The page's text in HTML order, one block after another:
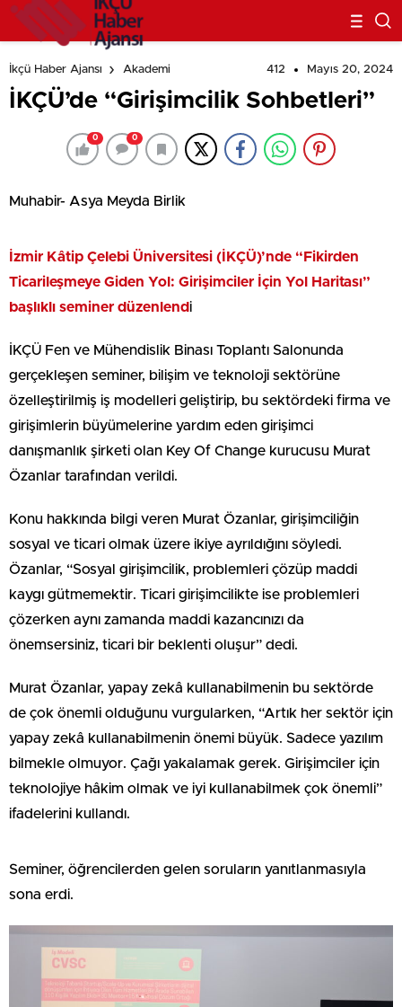
İkçü Haber Ajansı Akademi 412 Mayıs 20, 2024
İKÇÜ’de “Girişimcilik Sohbetleri”
0 0
Muhabir- Asya Meyda Birlik
İzmir Kâtip Çelebi Üniversitesi (İKÇÜ)’nde “Fikirden
Ticarileşmeye Giden Yol: Girişimciler İçin Yol Haritası”
başlıklı seminer düzenlend i
İKÇÜ Fen ve Mühendislik Binası Toplantı Salonunda
gerçekleşen seminer, bilişim ve teknoloji sektörüne
özelleştirilmiş iş modelleri geliştirip, bu sektördeki firma ve
girişimlerin büyümelerine yardım eden girişimci
danışmanlık şirketi olan Key Of Change kurucusu Murat
Özanlar tarafından verildi.
Konu hakkında bilgi veren Murat Özanlar, girişimciliğin
sosyal ve ticari olmak üzere ikiye ayrıldığını söyledi.
Özanlar, “Sosyal girişimcilik, problemleri çözüp maddi
kaygı gütmemektir. Ticari girişimcilikte ise problemleri
çözerken aynı zamanda maddi kazancınızı da
önemsersiniz, ticari bir beklenti oluşur” dedi.
Murat Özanlar, yapay zekâ kullanabilmenin bu sektörde
de çok önemli olduğunu vurgularken, “Artık her sektör için
yapay zekâ kullanabilmenin önemi büyük. Sadece yazılım
bilmekle olmuyor. Çağı yakalamak gerek. Girişimciler için
teknolojiye hâkim olmak ve iyi kullanabilmek çok önemli”
ifadelerini kullandı.
Seminer, öğrencilerden gelen soruların yanıtlanmasıyla
sona erdi.